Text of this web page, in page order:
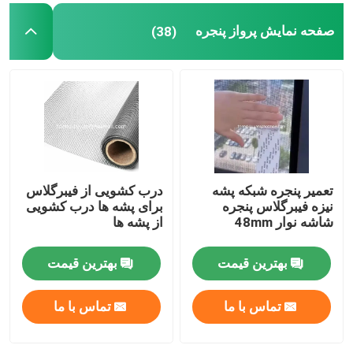
صفحه نمایش پرواز پنجره (38)
تعمیر پنجره شبكه پشه
نيزه فيبرگلاس پنجره
شاشه نوار 48mm
بهترین قیمت
تماس با ما
درب کشویی از فیبرگلاس
برای پشه ها درب کشویی
از پشه ها
بهترین قیمت
تماس با ما